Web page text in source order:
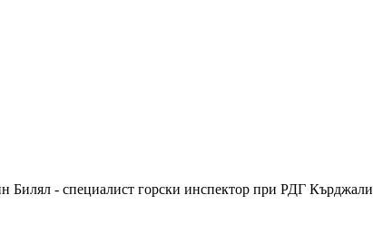
Билял - специалист горски инспектор при РДГ Кърджали